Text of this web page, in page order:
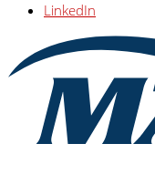
LinkedIn